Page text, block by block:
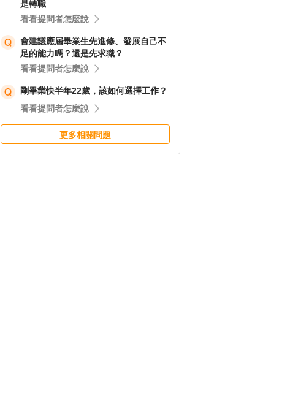
是轉職
看看提問者怎麼說
會建議應屆畢業生先進修、發展自己不
足的能力嗎？還是先求職？
看看提問者怎麼說
剛畢業快半年22歲，該如何選擇工作？
看看提問者怎麼說
更多相關問題